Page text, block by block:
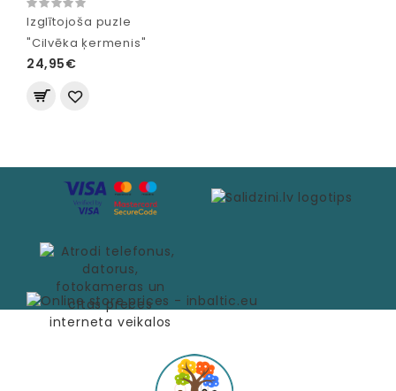
Izglītojoša puzle
"Cilvēka ķermenis"
24,95€